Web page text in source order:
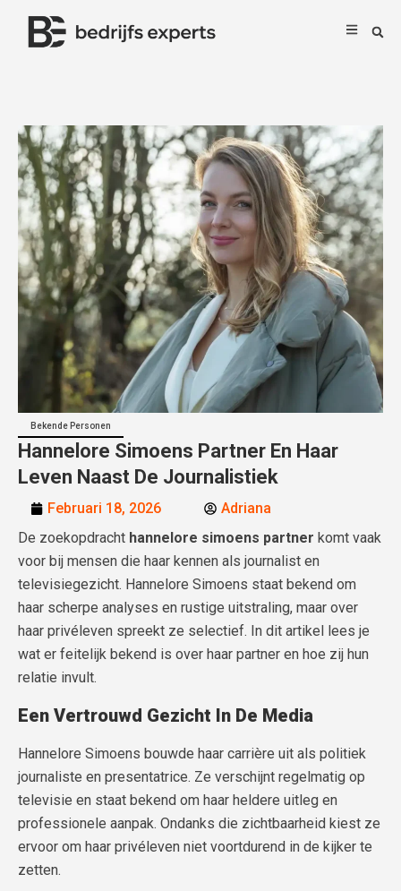
Bekende Personen
Hannelore Simoens Partner En Haar
Leven Naast De Journalistiek
Februari 18, 2026
Adriana
De zoekopdracht hannelore simoens partner komt vaak
voor bij mensen die haar kennen als journalist en
televisiegezicht. Hannelore Simoens staat bekend om
haar scherpe analyses en rustige uitstraling, maar over
haar privéleven spreekt ze selectief. In dit artikel lees je
wat er feitelijk bekend is over haar partner en hoe zij hun
relatie invult.
Een Vertrouwd Gezicht In De Media
Hannelore Simoens bouwde haar carrière uit als politiek
journaliste en presentatrice. Ze verschijnt regelmatig op
televisie en staat bekend om haar heldere uitleg en
professionele aanpak. Ondanks die zichtbaarheid kiest ze
ervoor om haar privéleven niet voortdurend in de kijker te
zetten.